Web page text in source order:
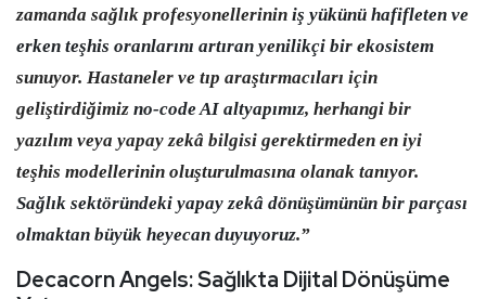
zamanda sağlık profesyonellerinin iş yükünü hafifleten ve
erken teşhis oranlarını artıran yenilikçi bir ekosistem
sunuyor. Hastaneler ve tıp araştırmacıları için
geliştirdiğimiz no-code AI altyapımız, herhangi bir
yazılım veya yapay zekâ bilgisi gerektirmeden en iyi
teşhis modellerinin oluşturulmasına olanak tanıyor.
Sağlık sektöründeki yapay zekâ dönüşümünün bir parçası
olmaktan büyük heyecan duyuyoruz.”
Decacorn Angels: Sağlıkta Dijital Dönüşüme